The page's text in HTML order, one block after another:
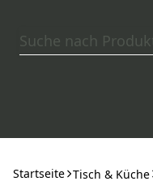
Startseite Tisch & Küche